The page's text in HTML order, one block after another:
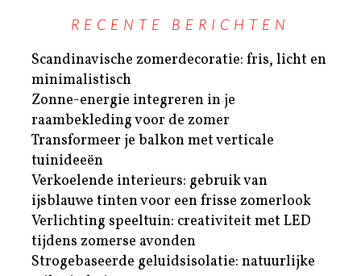
RECENTE BERICHTEN
Scandinavische zomerdecoratie: fris, licht en
minimalistisch
Zonne-energie integreren in je
raambekleding voor de zomer
Transformeer je balkon met verticale
tuinideeën
Verkoelende interieurs: gebruik van
ijsblauwe tinten voor een frisse zomerlook
Verlichting speeltuin: creativiteit met LED
tijdens zomerse avonden
Strogebaseerde geluidsisolatie: natuurlijke